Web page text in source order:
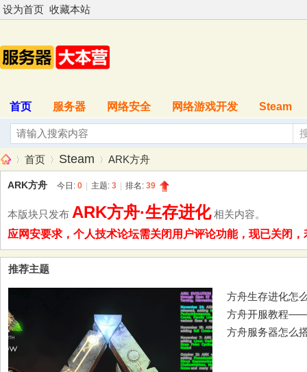
设为首页 收藏本站
首页 服务器 网络安全 网络游戏开发 Steam
服
务
»
首页
›
Steam
›
ARK方舟
ARK方舟 今日: 0 主题: 3 排名: 39
本版块只发布 ARK方舟·生存进化相关内容。
应网安要求，个人技术论坛需关闭用户评论功能，现已关闭
推荐主题
方舟生存进化怎
方舟开服教程——
方舟服务器怎么